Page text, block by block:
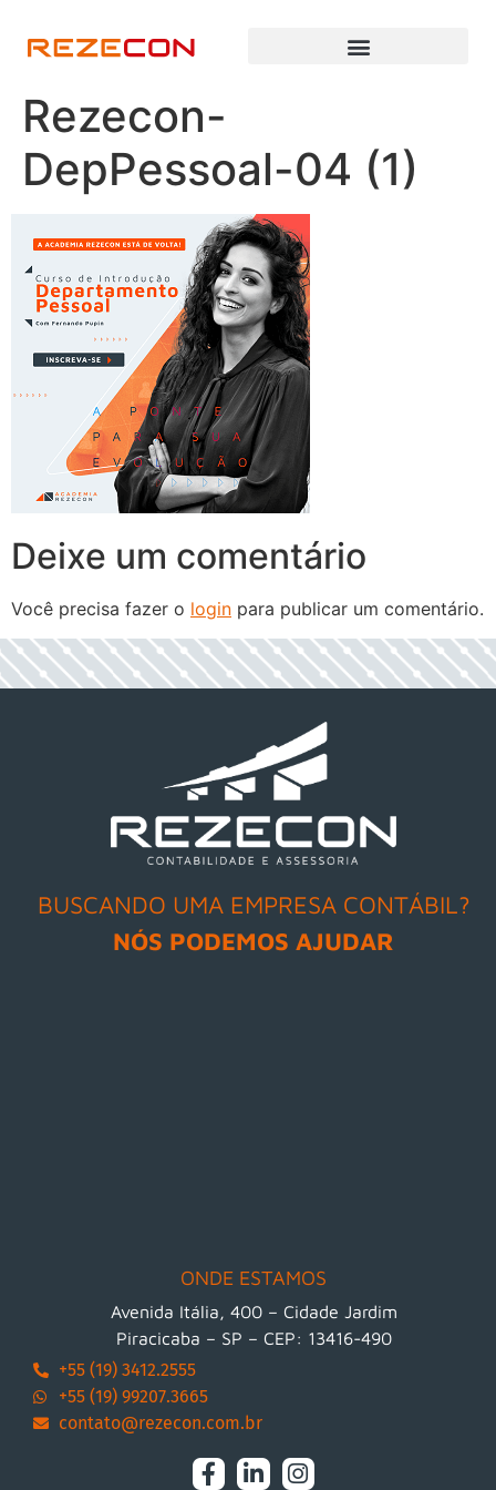
Rezecon-
DepPessoal-04 (1)
Deixe um comentário
Você precisa fazer o login para publicar um comentário.
h
BUSCANDO UMA EMPRESA CONTÁBIL?
NÓS PODEMOS AJUDAR
ONDE ESTAMOS
Avenida Itália, 400 – Cidade Jardim
Piracicaba – SP – CEP: 13416-490
+55 (19) 3412.2555
+55 (19) 99207.3665
contato@rezecon.com.br